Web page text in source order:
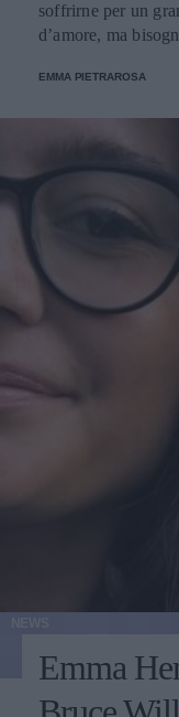
soffrirne per un
d’amore, ma
EMMA PIETRAROSA
Emma